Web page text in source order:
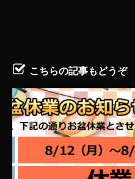
こちらの記事もどうぞ